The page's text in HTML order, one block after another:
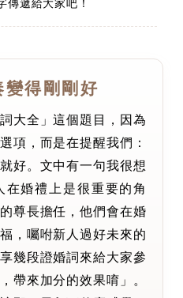
傳遞給大家吧！
變得剛剛好
大全」這個題目，因為
項，而是在提醒我們：
好。文中有一句我很想
婚禮上是很重要的角
尊長擔任，他們會在婚
，囑咐新人過好未來的
幾段證婚詞來給大家參
帶來加分的效果唷」。